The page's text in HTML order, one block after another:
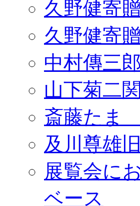
久野健寄
久野健寄
中村傳三
山下菊二
斎藤たま
及川尊雄
展覧会に
ベース